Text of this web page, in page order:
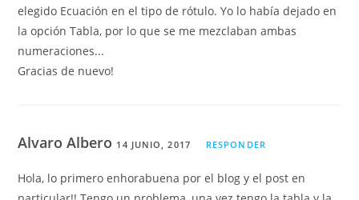
elegido Ecuación en el tipo de rótulo. Yo lo había dejado en
la opción Tabla, por lo que se me mezclaban ambas
numeraciones...
Gracias de nuevo!
Alvaro Albero 14 JUNIO, 2017 RESPONDER
Hola, lo primero enhorabuena por el blog y el post en